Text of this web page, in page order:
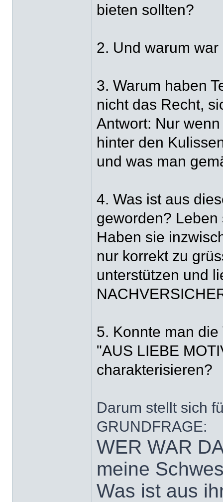
bieten sollten?
2. Und warum
3. Warum haben
nicht das Recht,
Antwort: Nur
hinter den
und was man
4. Was ist aus
geworden? Leben
Haben sie
nur korrekt zu
unterstützen und
5. Konnte man
"AUS LIEBE
charakterisieren?
Darum stellt sich
GRUNDFRAGE:
WER WAR
meine
Was ist aus